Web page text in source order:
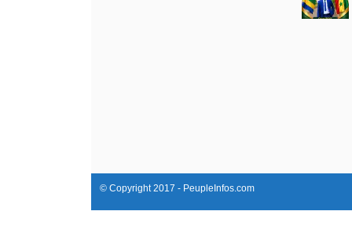
© Copyright 2017 - PeupleInfos.com